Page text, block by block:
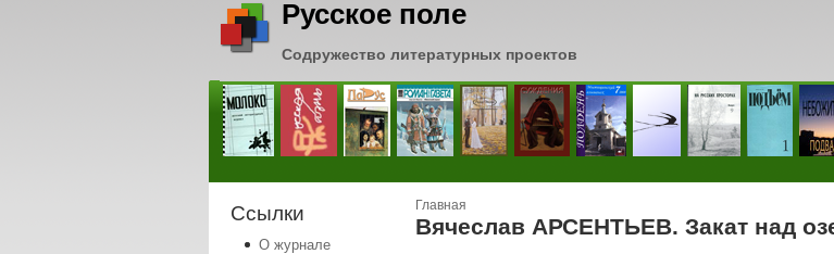
Русское поле
Содружество литературных проектов
Ссылки
О журнале
Вы здесь
Главная
Вячеслав АРСЕНТЬЕВ. Закат над